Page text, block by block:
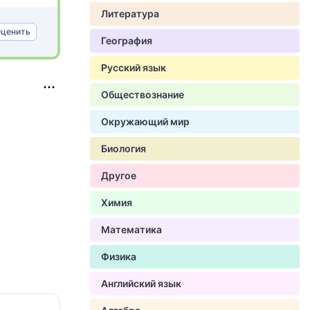
Литература
География
Русский язык
Обществознание
Окружающий мир
Биология
Другое
Химия
Математика
Физика
Английский язык